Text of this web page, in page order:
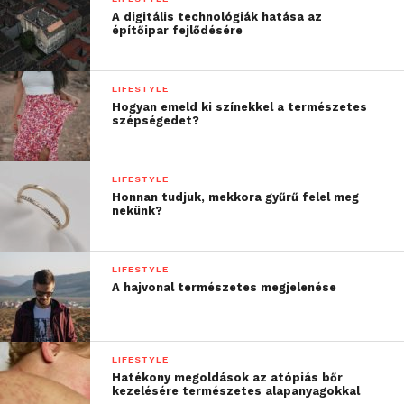
A digitális technológiák hatása az
építőipar fejlődésére
LIFESTYLE
Hogyan emeld ki színekkel a természetes
szépségedet?
LIFESTYLE
Honnan tudjuk, mekkora gyűrű felel meg
nekünk?
LIFESTYLE
A hajvonal természetes megjelenése
LIFESTYLE
Hatékony megoldások az atópiás bőr
kezelésére természetes alapanyagokkal